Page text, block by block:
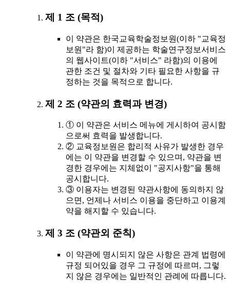
제 1 조 (목적)
이 약관은 한국교육학술정보원(이하 "교육정
보원"라 함)이 제공하는 학술연구정보서비스
의 웹사이트(이하 "서비스" 라함)의 이용에
관한 조건 및 절차와 기타 필요한 사항을 규
정하는 것을 목적으로 합니다.
제 2 조 (약관의 효력과 변경)
① 이 약관은 서비스 메뉴에 게시하여 공시함
으로써 효력을 발생합니다.
② 교육정보원은 합리적 사유가 발생한 경우
에는 이 약관을 변경할 수 있으며, 약관을 변
경한 경우에는 지체없이 "공지사항"을 통해
공시합니다.
③ 이용자는 변경된 약관사항에 동의하지 않
으면, 언제나 서비스 이용을 중단하고 이용계
약을 해지할 수 있습니다.
제 3 조 (약관외 준칙)
이 약관에 명시되지 않은 사항은 관계 법령에
규정 되어있을 경우 그 규정에 따르며, 그렇
지 않은 경우에는 일반적인 관례에 따릅니다.